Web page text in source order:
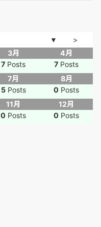
▼
>
3月
7 Posts
4月
7 Posts
7月
5 Posts
8月
0 Posts
11月
0 Posts
12月
0 Posts